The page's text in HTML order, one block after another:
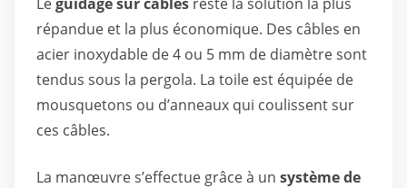
répandue et la plus économique. Des câbles en
acier inoxydable de 4 ou 5 mm de diamètre sont
tendus sous la pergola. La toile est équipée de
mousquetons ou d’anneaux qui coulissent sur
ces câbles.
La manœuvre s’effectue grâce à un système de